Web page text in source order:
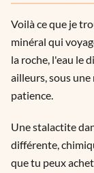
Voilà ce que je
minéral qui
la roche, l'eau le
ailleurs, sous
patience.
Une stalactite
différente,
que tu peux